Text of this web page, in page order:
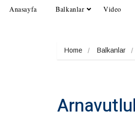
Anasayfa Balkanlar Video
Home Balkanlar